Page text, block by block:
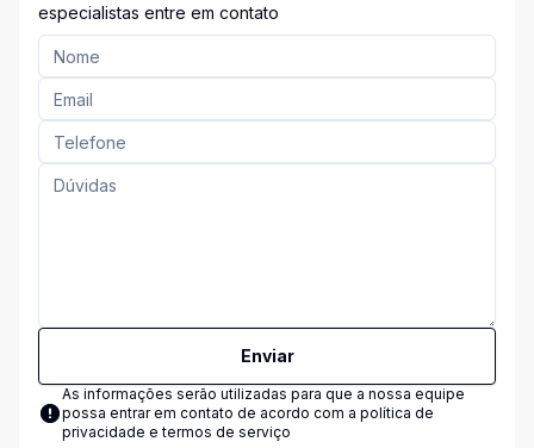
especialistas entre em contato
Enviar
As informações serão utilizadas para que a nossa equipe
possa entrar em contato de acordo com a política de
privacidade e termos de serviço